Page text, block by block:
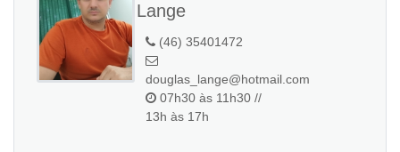
Lange
(46) 35401472
douglas_lange@hotmail.com
07h30 às 11h30 //
13h às 17h